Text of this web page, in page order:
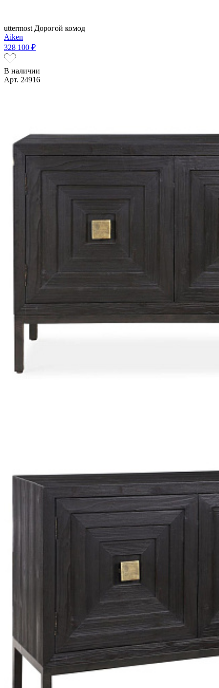
uttermost Дорогой комод
Aiken
328 100 ₽
В наличии
Арт. 24916